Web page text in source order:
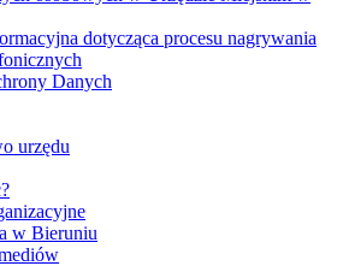
dotycząca procesu nagrywania
Danych
urzędu
w Bieruniu